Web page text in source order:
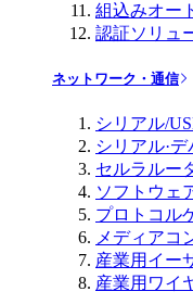
組込みオー
認証ソリュ
ネットワーク・通信
シリアル/
シリアル·
セルラルー
ソフトウェ
プロトコル
メディアコ
産業用イー
産業用ワイ